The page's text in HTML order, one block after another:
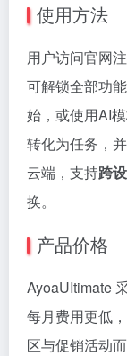
使用方法
用户访问官网
可解锁全部功
始，或使用AI
转化为任务，
云端，支持跨
换。
产品价格
AyoaUItimate
每月费用更低
区与促销活动